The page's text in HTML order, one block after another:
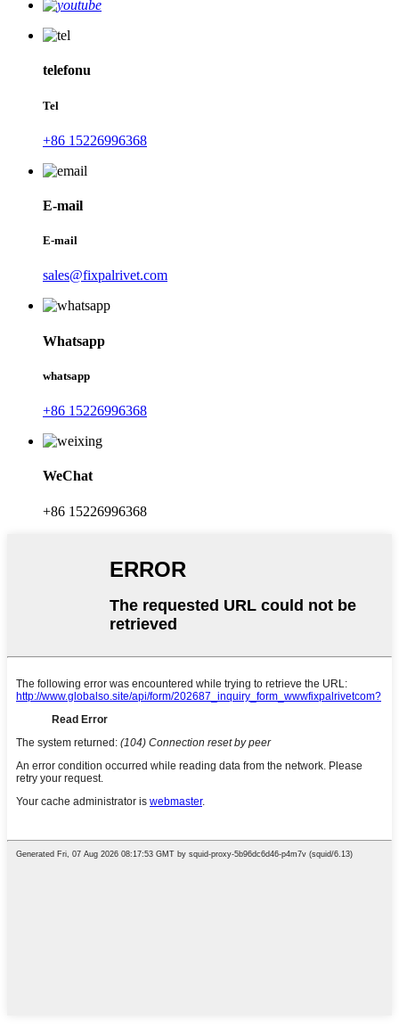
telefonu
Tel
+86 15226996368
E-mail
E-mail
sales@fixpalrivet.com
Whatsapp
whatsapp
+86 15226996368
WeChat
+86 15226996368